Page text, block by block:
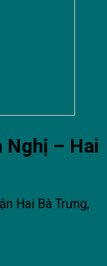
Nghị – Hai
Hai Bà Trưng,